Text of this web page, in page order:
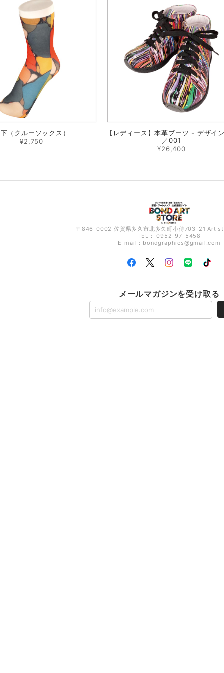
（クルーソックス）
¥2,750
【レディース】本革ブーツ - デザイ
／001
¥26,400
〒846-0002 佐賀県多久市北多久町小侍703-21 Art
TEL： 0952-97-5458
E-mail： bondgraphics@gmail.com
メールマガジンを受け取る